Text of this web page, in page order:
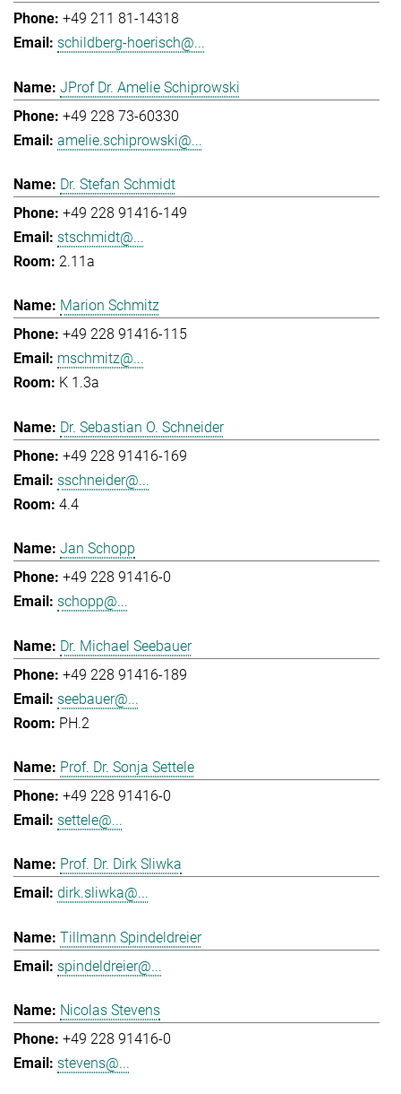
+49 211 81-14318
schildberg-hoerisch@...
JProf Dr. Amelie Schiprowski
+49 228 73-60330
amelie.schiprowski@...
Dr. Stefan Schmidt
+49 228 91416-149
stschmidt@...
2.11a
Marion Schmitz
+49 228 91416-115
mschmitz@...
K 1.3a
Dr. Sebastian O. Schneider
+49 228 91416-169
sschneider@...
4.4
Jan Schopp
+49 228 91416-0
schopp@...
Dr. Michael Seebauer
+49 228 91416-189
seebauer@...
PH.2
Prof. Dr. Sonja Settele
+49 228 91416-0
settele@...
Prof. Dr. Dirk Sliwka
dirk.sliwka@...
Tillmann Spindeldreier
spindeldreier@...
Nicolas Stevens
+49 228 91416-0
stevens@...